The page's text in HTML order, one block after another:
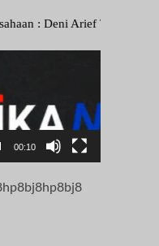
Arief Triwijaya,
00:10